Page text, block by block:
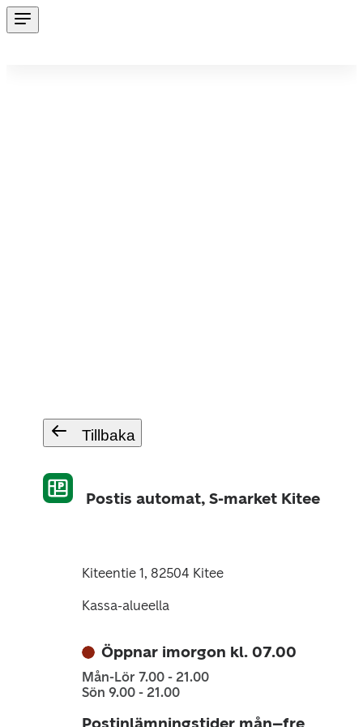
Tillbaka
Postis automat, S-market Kitee
Kiteentie 1, 82504 Kitee
Kassa-alueella
Öppnar imorgon kl. 07.00
Mån-Lör 7.00 - 21.00
Sön 9.00 - 21.00